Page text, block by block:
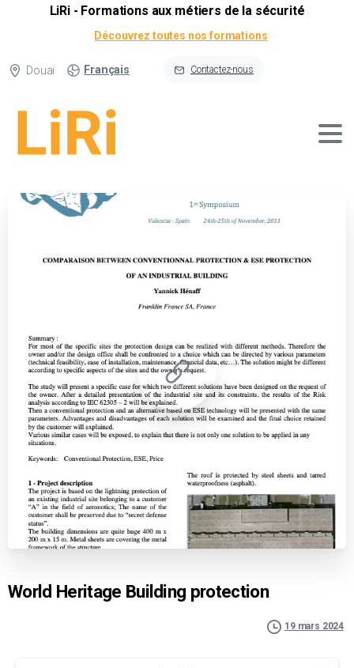
LiRi - Formations aux métiers de la sécurité
Découvrez toutes nos formations
Douai Français Contactez-nous
World Heritage Building protection
19 mars 2024